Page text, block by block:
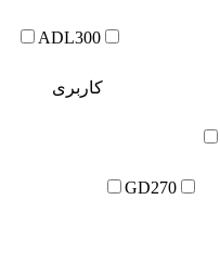
ADL300
کاربری
GD270